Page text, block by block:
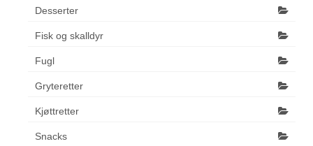
Desserter
Fisk og skalldyr
Fugl
Gryteretter
Kjøttretter
Snacks